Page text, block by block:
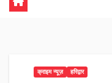
क्राइम न्यूज़ हरिद्वार